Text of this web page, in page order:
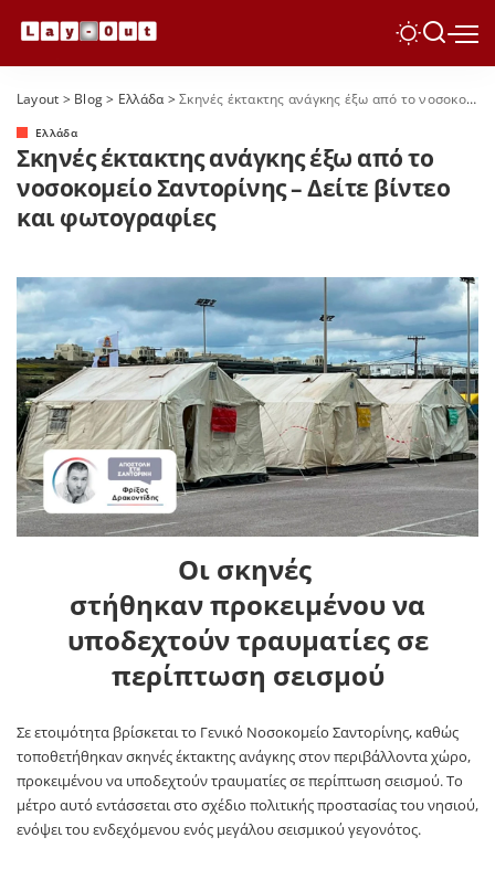
Layout > Blog> Ελλάδα>Σκηνές έκτακτης ανάγκης έξω από το νοσοκομείο Σαντορίνης – Δείτε βίντεο και φωτογραφίες
Ελλάδα
Σκηνές έκτακτης ανάγκης έξω από το
νοσοκομείο Σαντορίνης – Δείτε βίντεο
και φωτογραφίες
Οι σκηνές
στήθηκαν προκειμένου να
υποδεχτούν τραυματίες σε
περίπτωση σεισμού
Σε ετοιμότητα βρίσκεται το Γενικό Νοσοκομείο Σαντορίνης, καθώς
τοποθετήθηκαν σκηνές έκτακτης ανάγκης στον περιβάλλοντα χώρο,
προκειμένου να υποδεχτούν τραυματίες σε περίπτωση σεισμού. Το
μέτρο αυτό εντάσσεται στο σχέδιο πολιτικής προστασίας του νησιού,
ενόψει του ενδεχόμενου ενός μεγάλου σεισμικού γεγονότος.